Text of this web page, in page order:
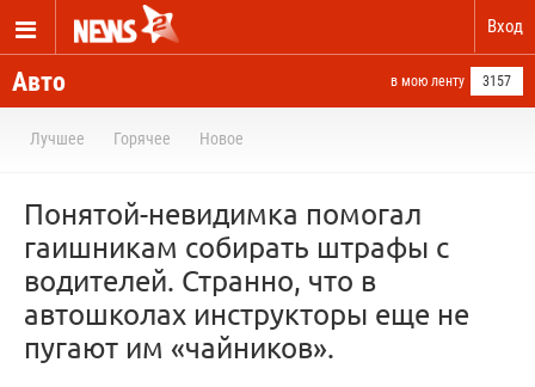
Вход
Авто в мою ленту 3157
Лучшее Горячее Новое
Понятой-невидимка помогал
гаишникам собирать штрафы с
водителей. Странно, что в
автошколах инструкторы еще не
пугают им «чайников».